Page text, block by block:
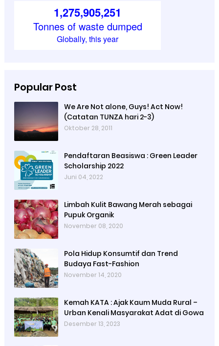
Popular Post
We Are Not alone, Guys! Act Now!
(Catatan TUNZA hari 2-3)
Oktober 28, 2011
Pendaftaran Beasiswa : Green Leader
Scholarship 2022
Juni 04, 2022
Limbah Kulit Bawang Merah sebagai
Pupuk Organik
November 08, 2020
Pola Hidup Konsumtif dan Trend
Budaya Fast-Fashion
November 14, 2020
Kemah KATA : Ajak Kaum Muda Rural –
Urban Kenali Masyarakat Adat di Gowa
Desember 13, 2023